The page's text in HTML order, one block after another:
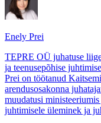
Enely Prei
TEPRE OÜ juhatuse
ja teenusepõhise
Prei on töötanud
arendusosakonna
muudatusi
juhtimisele üleminek ja